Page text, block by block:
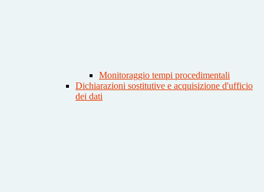
Monitoraggio tempi procedimentali
Dichiarazioni sostitutive e acquisizione d'ufficio
dei dati